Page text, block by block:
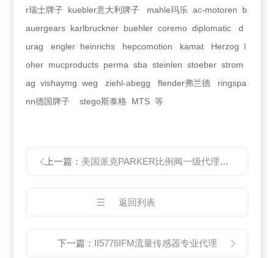
r瑞士牌子 kuebler意大利牌子 mahle玛乐 ac-motoren b
auergears karlbruckner buehler coremo diplomatic d
urag engler heinrichs hepcomotion kamat Herzog l
oher mucproducts perma sba steinlen stoeber strom
ag vishaymg weg ziehl-abegg flender弗兰德 ringspa
nn德国牌子 stego斯泰格 MTS 等
上一篇： 美国派克PARKER比例阀一级代理全系列可维修
返回列表
下一篇： II5776IFM流量传感器专业代理